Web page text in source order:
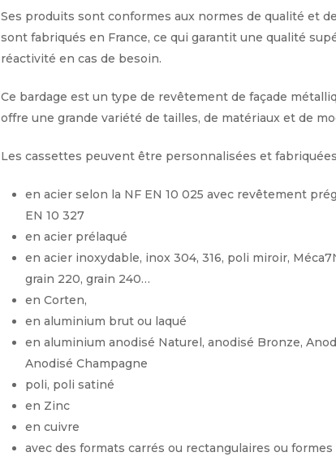
Ses produits sont conformes aux normes de qualité et
sont fabriqués en France, ce qui garantit une qualité
réactivité en cas de besoin.
Ce bardage est un type de revêtement de façade
offre une grande variété de tailles, de matériaux et de
Les cassettes peuvent être personnalisées et
en acier selon la NF EN 10 025 avec revêtement
EN 10 327
en acier prélaqué
en acier inoxydable, inox 304, 316, poli miroir,
grain 220, grain 240…
en Corten,
en aluminium brut ou laqué
en aluminium anodisé Naturel, anodisé Bronze,
Anodisé Champagne
poli, poli satiné
en Zinc
en cuivre
avec des formats carrés ou rectangulaires ou